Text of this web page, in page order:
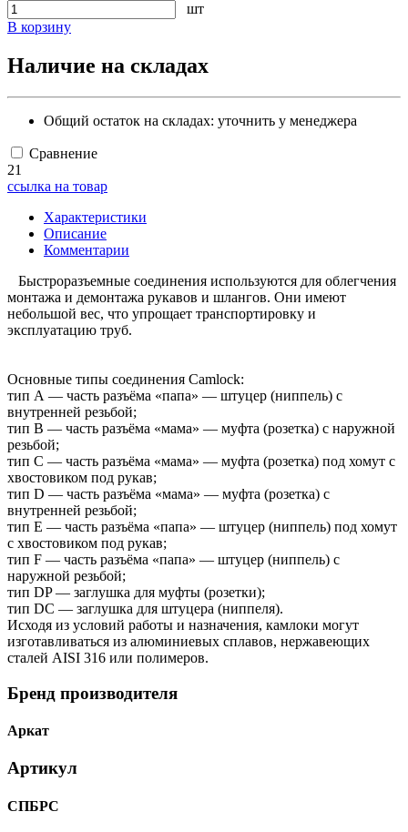
шт
В корзину
Наличие на складах
Общий остаток на складах: уточнить у менеджера
Сравнение
21
ссылка на товар
Характеристики
Описание
Комментарии
Быстроразъемные соединения используются для облегчения
монтажа и демонтажа рукавов и шлангов. Они имеют
небольшой вес, что упрощает транспортировку и
эксплуатацию труб.
Основные типы соединения Camlock:
тип А — часть разъёма «папа» — штуцер (ниппель) с
внутренней резьбой;
тип B — часть разъёма «мама» — муфта (розетка) с наружной
резьбой;
тип С — часть разъёма «мама» — муфта (розетка) под хомут с
хвостовиком под рукав;
тип D — часть разъёма «мама» — муфта (розетка) с
внутренней резьбой;
тип Е — часть разъёма «папа» — штуцер (ниппель) под хомут
с хвостовиком под рукав;
тип F — часть разъёма «папа» — штуцер (ниппель) с
наружной резьбой;
тип DP — заглушка для муфты (розетки);
тип DC — заглушка для штуцера (ниппеля).
Исходя из условий работы и назначения, камлоки могут
изготавливаться из алюминиевых сплавов, нержавеющих
сталей AISI 316 или полимеров.
Бренд производителя
Аркат
Артикул
СПБРС